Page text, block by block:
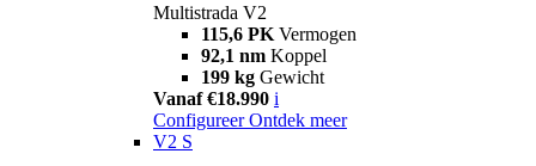
Multistrada V2
115,6 PK Vermogen
92,1 nm Koppel
199 kg Gewicht
Vanaf €18.990 i
Configureer Ontdek meer
V2 S